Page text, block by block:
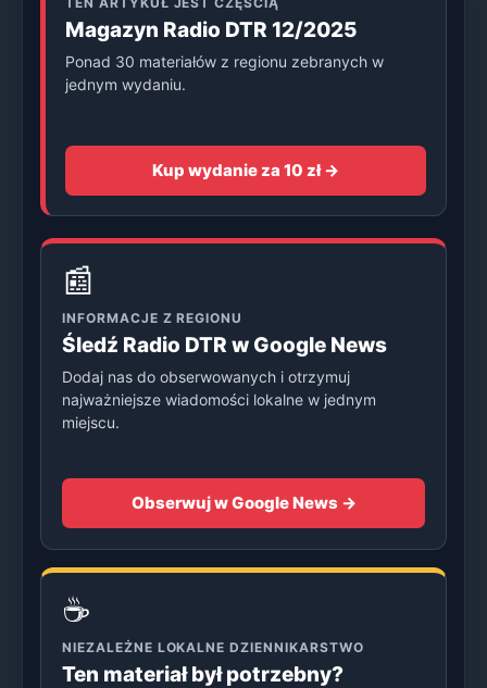
Magazyn Radio DTR 12/2025
Ponad 30 materiałów z regionu zebranych w
jednym wydaniu.
Kup wydanie za 10 zł →
📰
INFORMACJE Z REGIONU
Śledź Radio DTR w Google News
Dodaj nas do obserwowanych i otrzymuj
najważniejsze wiadomości lokalne w jednym
miejscu.
Obserwuj w Google News →
☕
NIEZALEŻNE LOKALNE DZIENNIKARSTWO
Ten materiał był potrzebny?